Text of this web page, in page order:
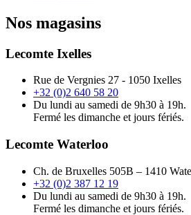
Nos magasins
Lecomte Ixelles
Rue de Vergnies 27 - 1050 Ixelles
+32 (0)2 640 58 20
Du lundi au samedi de 9h30 à 19h.
Fermé les dimanche et jours fériés.
Lecomte Waterloo
Ch. de Bruxelles 505B – 1410
+32 (0)2 387 12 19
Du lundi au samedi de 9h30 à 19h.
Fermé les dimanche et jours fériés.